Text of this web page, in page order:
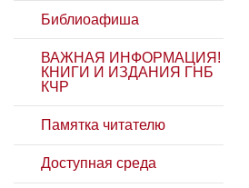
Библиоафиша
ВАЖНАЯ ИНФОРМАЦИЯ!
КНИГИ И ИЗДАНИЯ ГНБ
КЧР
Памятка читателю
Доступная среда